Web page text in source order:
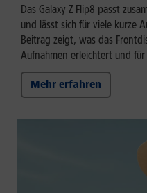
Das Galaxy Z Flip8 passt
und lässt sich für viele kurze
Beitrag zeigt, was das
Aufnahmen erleichtert und
Mehr erfahren